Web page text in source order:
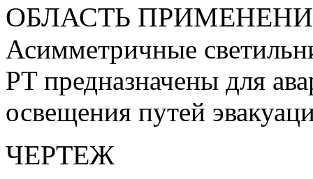
ОБЛАСТЬ
Асимметричные
PT предназначены для
освещения путей
ЧЕРТЕЖ